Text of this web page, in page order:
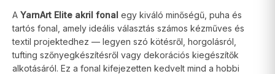
A YarnArt Elite akril fonal egy kiváló minőségű, puha és
tartós fonal, amely ideális választás számos kézműves és
textil projektedhez — legyen szó kötésről, horgolásról,
tufting szőnyegkészítésről vagy dekorációs kiegészítők
alkotásáról. Ez a fonal kifejezetten kedvelt mind a hobbi